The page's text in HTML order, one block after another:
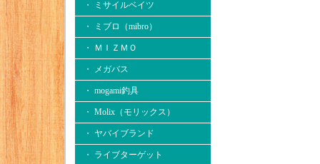
・ ミサイルベイツ
・ ミブロ（mibro）
・ ＭＩＺＭＯ
・ メガバス
・ mogami釣具
・ Molix（モリックス）
・ ヤバイブランド
・ ライブターゲット